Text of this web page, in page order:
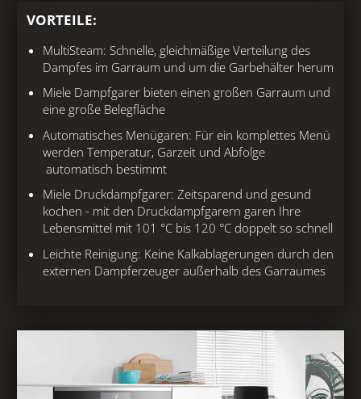
VORTEILE:
MultiSteam: Schnelle, gleichmäßige Verteilung des
Dampfes im Garraum und um die Garbehälter herum
Miele Dampfgarer bieten einen großen Garraum und
eine große Belegfläche
Automatisches Menügaren: Für ein komplettes Menü
werden Temperatur, Garzeit und Abfolge
automatisch bestimmt
Miele Druckdampfgarer: Zeitsparend und gesund
kochen - mit den Druckdampfgarern garen Ihre
Lebensmittel mit 101 °C bis 120 °C doppelt so schnell
Leichte Reinigung: Keine Kalkablagerungen durch den
externen Dampferzeuger außerhalb des Garraumes